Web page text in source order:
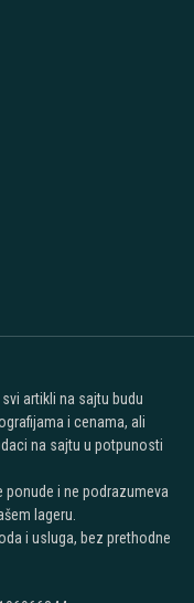
artikli na sajtu budu
i cenama, ali
na sajtu u potpunosti
i ne podrazumeva
lageru.
i usluga, bez prethodne